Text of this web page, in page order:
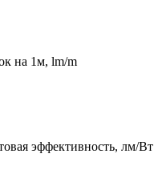
на 1м, lm/m
эффективность, лм/Вт